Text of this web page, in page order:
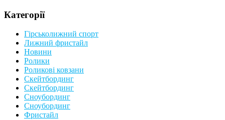
Категорії
Гірськолижний спорт
Лижний фристайл
Новини
Ролики
Роликові ковзани
Скейтбординг
Скейтбординг
Сноубординг
Сноубординг
Фристайл